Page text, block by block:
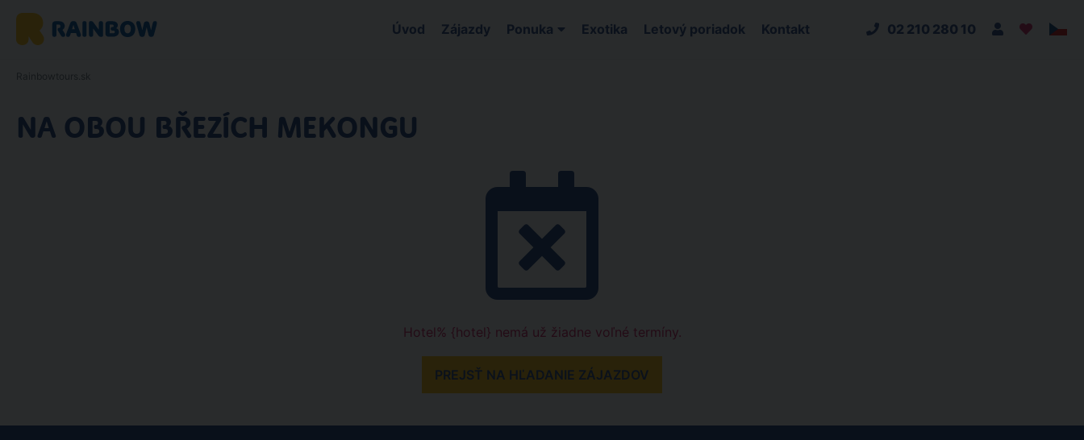
Úvod Zájazdy Ponuka Exotika Letový poriadok Kontakt 02 210 280 10
NA OBOU BŘEZÍCH MEKONGU
Hotel% {hotel} nemá už žiadne voľné termíny.
PREJSŤ NA HĽADANIE ZÁJAZDOV